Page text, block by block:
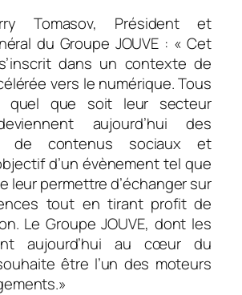
Tomasov, Président et
du Groupe JOUVE : «Cet
dans un contexte de
vers le numérique. Tous
quel que soit leur secteur
aujourd’hui des
de contenus sociaux et
d’un évènement tel que
leur permettre d’échanger sur
tout en tirant profit de
Le Groupe JOUVE, dont les
aujourd’hui au cœur du
être l’un des moteurs
.»